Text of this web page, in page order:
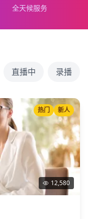
全天候服务
直播中 录播
12,580
热门 新人